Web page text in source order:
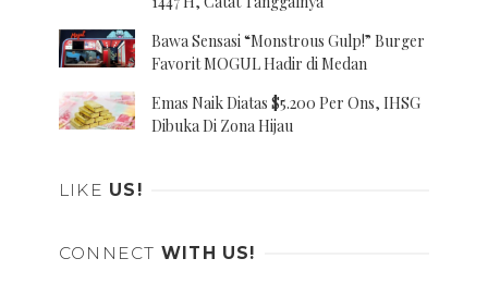
Bawa Sensasi “Monstrous Gulp!” Burger
Favorit MOGUL Hadir di Medan
Emas Naik Diatas $5.200 Per Ons, IHSG
Dibuka Di Zona Hijau
LIKE US!
CONNECT WITH US!